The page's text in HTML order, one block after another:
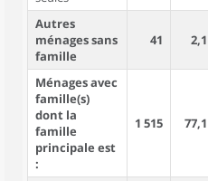
Autres
ménages sans
famille
41 2,1
Ménages avec
famille(s)
dont la
famille
principale est
:
1 515 77,1